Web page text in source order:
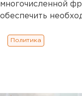
многочисленной
обеспечить
Политика